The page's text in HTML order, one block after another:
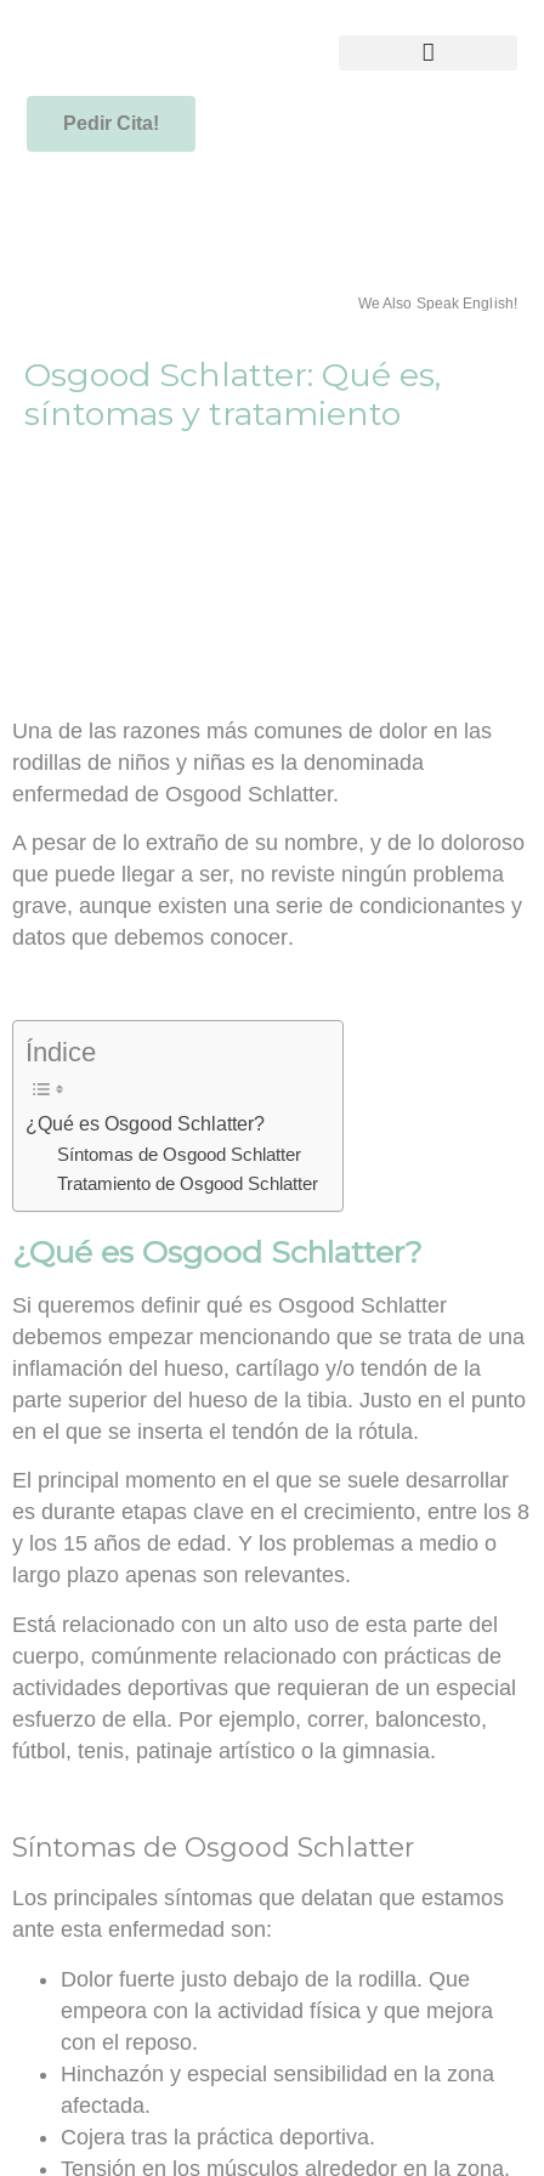
Pedir Cita!
We Also Speak English!
Osgood Schlatter: Qué es,
síntomas y tratamiento
Una de las razones más comunes de dolor en las
rodillas de niños y niñas es la denominada
enfermedad de Osgood Schlatter.
A pesar de lo extraño de su nombre, y de lo doloroso
que puede llegar a ser, no reviste ningún problema
grave, aunque existen una serie de condicionantes y
datos que debemos conocer.
Índice
¿Qué es Osgood Schlatter?
Síntomas de Osgood Schlatter
Tratamiento de Osgood Schlatter
¿Qué es Osgood Schlatter?
Si queremos definir qué es Osgood Schlatter
debemos empezar mencionando que se trata de una
inflamación del hueso, cartílago y/o tendón de la
parte superior del hueso de la tibia. Justo en el punto
en el que se inserta el tendón de la rótula.
El principal momento en el que se suele desarrollar
es durante etapas clave en el crecimiento, entre los 8
y los 15 años de edad. Y los problemas a medio o
largo plazo apenas son relevantes.
Está relacionado con un alto uso de esta parte del
cuerpo, comúnmente relacionado con prácticas de
actividades deportivas que requieran de un especial
esfuerzo de ella. Por ejemplo, correr, baloncesto,
fútbol, tenis, patinaje artístico o la gimnasia.
Síntomas de Osgood Schlatter
Los principales síntomas que delatan que estamos
ante esta enfermedad son:
Dolor fuerte justo debajo de la rodilla. Que
empeora con la actividad física y que mejora
con el reposo.
Hinchazón y especial sensibilidad en la zona
afectada.
Cojera tras la práctica deportiva.
Tensión en los músculos alrededor en la zona.